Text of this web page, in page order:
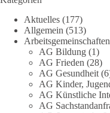
Strommangel verwaltet,
Quellen:https://apollo-
bundesnetzagentur-
mehrere-tage-bis-wochen-
https://www.merkur.de/
stromausfalle-der-
utm_source=chatgpt.com
Aktuelles (177)
Allgemein (513)
Arbeitsgemeinschaften
AG Bildung (1)
AG Frieden (28)
AG Gesundheit
AG Kinder,
AG Künstliche
AG